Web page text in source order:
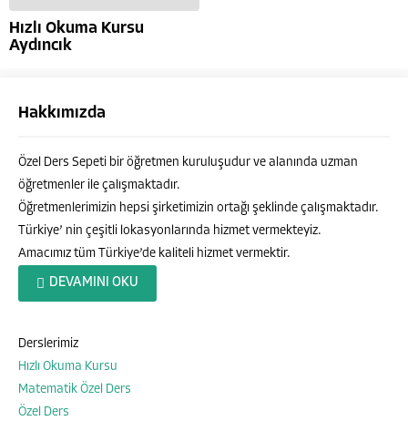
Hızlı Okuma Kursu
Aydıncık
Hakkımızda
Özel Ders Sepeti bir öğretmen kuruluşudur ve alanında uzman
öğretmenler ile çalışmaktadır.
Öğretmenlerimizin hepsi şirketimizin ortağı şeklinde çalışmaktadır.
Türkiye’ nin çeşitli lokasyonlarında hizmet vermekteyiz.
Amacımız tüm Türkiye’de kaliteli hizmet vermektir.
DEVAMINI OKU
Derslerimiz
Hızlı Okuma Kursu
Matematik Özel Ders
Özel Ders
Özel Ders Sepeti